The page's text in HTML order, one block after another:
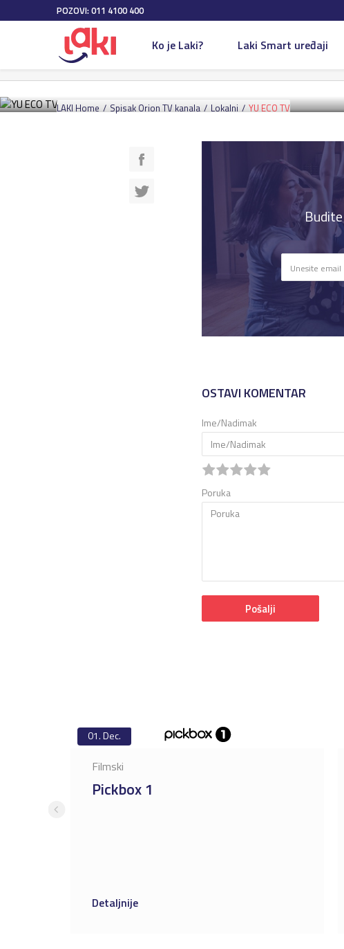
POZOVI: 011 4100 400
Ko je Laki? Laki Smart uređaji
LAKI Home Spisak Orion TV kanala Lokalni YU ECO TV
Lokalni 10 Dec 2020
OSTAVI KOMENTAR
Ime/Nadimak
Poruka
Pošalji
01.Dec.
Filmski
Pickbox 1
Detaljnije